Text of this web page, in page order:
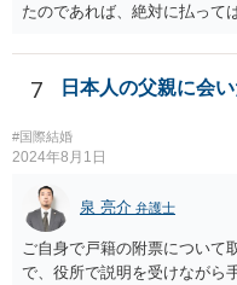
たのであれば、絶対に払って
ん。 預かって欲しいお金を
たから金銭を詐取しようと
7 日本人の父親に会
#国際結婚
2024年8月1日
泉 亮介 弁護士
ご自身で戸籍の附票について
で、役所で説明を受けながら